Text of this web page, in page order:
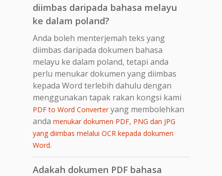
diimbas daripada bahasa melayu
ke dalam poland?
Anda boleh menterjemah teks yang
diimbas daripada dokumen bahasa
melayu ke dalam poland, tetapi anda
perlu menukar dokumen yang diimbas
kepada Word terlebih dahulu dengan
menggunakan tapak rakan kongsi kami
PDF to Word Converteryang membolehkan
anda menukar dokumen PDF, PNG dan JPG
yang diimbas melalui OCR kepada dokumen
Word.
Adakah dokumen PDF bahasa